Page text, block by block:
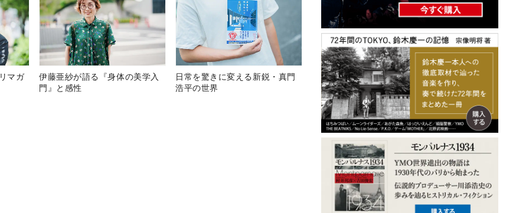
マガ
伊藤亜紗が語る『身体の美学入
門』と感性
日常を驚きに変える新鋭・真門
浩平の世界